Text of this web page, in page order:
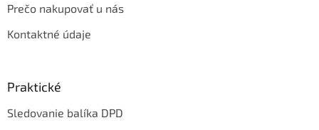
Prečo nakupovať u nás
Kontaktné údaje
Praktické
Sledovanie balíka DPD